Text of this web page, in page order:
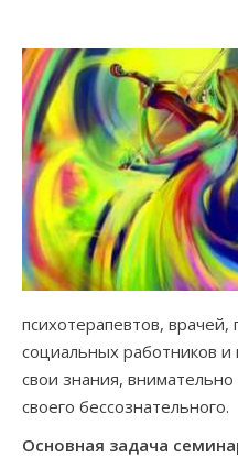
психотерапевтов, врачей,
социальных работников
свои знания,
своего бессознательного.
Основная задача